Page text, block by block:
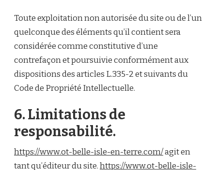
Toute exploitation non autorisée du site ou de l’un
quelconque des éléments qu’il contient sera
considérée comme constitutive d’une
contrefaçon et poursuivie conformément aux
dispositions des articles L.335-2 et suivants du
Code de Propriété Intellectuelle.
6. Limitations de
responsabilité.
https://www.ot-belle-isle-en-terre.com/agit en
tant qu’éditeur du site.https://www.ot-belle-isle-